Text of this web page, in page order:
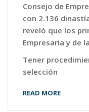
Consejo de
con 2.136
reveló que los
Empresaria y de
Tener
selección
READ MORE